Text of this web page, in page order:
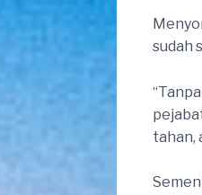
sudah
tahan,